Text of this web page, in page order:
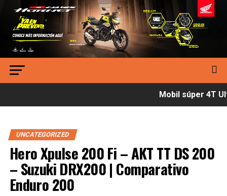
Mobil súper 4T
UNCATEGORIZED
Hero Xpulse 200 Fi – AKT TT DS 200
– Suzuki DRX200 | Comparativo
Enduro 200